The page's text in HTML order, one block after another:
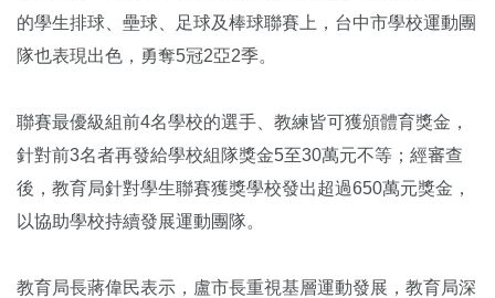
的學生排球、壘球、足球及棒球聯賽上，台中市學校運動團
隊也表現出色，勇奪5冠2亞2季。
聯賽最優級組前4名學校的選手、教練皆可獲頒體育獎金，
針對前3名者再發給學校組隊獎金5至30萬元不等；經審查
後，教育局針對學生聯賽獲獎學校發出超過650萬元獎金，
以協助學校持續發展運動團隊。
教育局長蔣偉民表示，盧市長重視基層運動發展，教育局深